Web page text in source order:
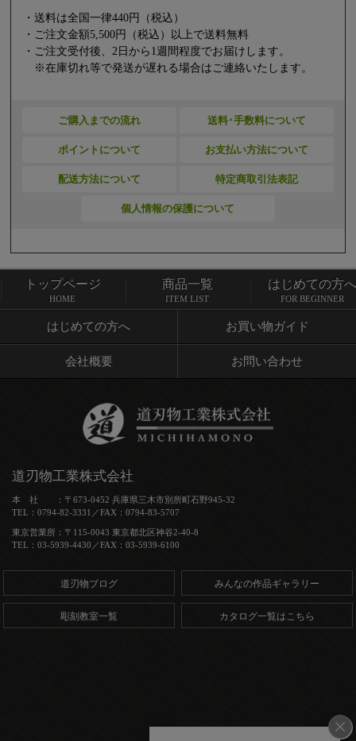
・送料は全国一律440円（税込）
・ご注文金額5,500円（税込）以上で送料無料
・ご注文受付後、2日から1週間程度でお届けします。
※在庫切れ等で発送が遅れる場合はご連絡いたします。
ご購入までの流れ 送料･手数料について
ポイントについて お支払い方法について
配送方法について 特定商取引法表記
個人情報の保護について
トップページ 商品一覧
はじめての方へ お買い物ガイド
会社概要 お問い合わせ
トップページ
HOME
商品一覧
ITEM LIST
はじめての方へ
FOR BEGINNER
道刃物工業株式会社
本 社 ：〒673-0452 兵庫県三木市別所町石野945-32
TEL：0794-82-3331／FAX：0794-83-5707
東京営業所：〒115-0043 東京都北区神谷2-40-8
TEL：03-5939-4430／FAX：03-5939-6100
道刃物ブログ みんなの作品ギャラリー
彫刻教室一覧 カタログ一覧はこちら